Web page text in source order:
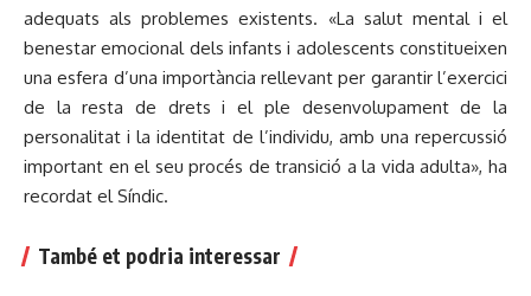
adequats als problemes existents. «La salut mental i el
benestar emocional dels infants i adolescents constitueixen
una esfera d’una importància rellevant per garantir l’exercici
de la resta de drets i el ple desenvolupament de la
personalitat i la identitat de l’individu, amb una repercussió
important en el seu procés de transició a la vida adulta», ha
recordat el Síndic.
També et podria interessar